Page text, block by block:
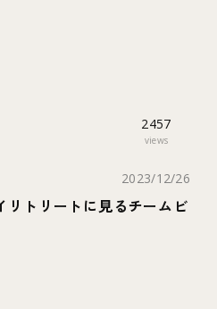
2457
views
2023/12/26
リトリートに見るチームビ